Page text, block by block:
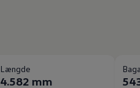
Længde
4.582 mm